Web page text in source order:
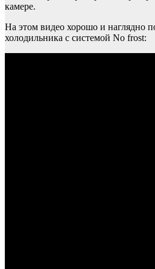
камере.
На этом видео хорошо и наглядно
холодильника с системой No frost: